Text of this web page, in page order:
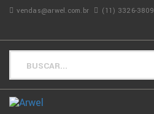
vendas@arwel.com.br (11) 3326-3809